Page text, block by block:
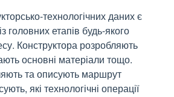
технологічних даних є
головних етапів будь-якого
Конструктора розробляють
основні матеріали тощо.
та описують маршрут
які технологічні операції